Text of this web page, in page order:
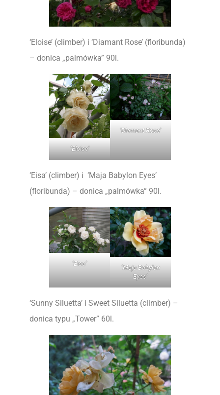
‘Eloise’ (climber) i ‘Diamant Rose’ (floribunda)
– donica „palmówka” 90l.
’Eloise’
‘Diamant Rose’
‘Eisa’ (climber) i ‘Maja Babylon Eyes’
(floribunda) – donica „palmówka” 90l.
‘Eisa’
’Maja Babylon
Eyes’
‘Sunny Siluetta’ i Sweet Siluetta (climber) –
donica typu „Tower” 60l.